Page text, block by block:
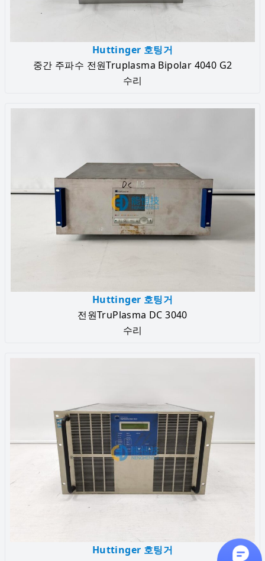
Huttinger 호팅거
중간 주파수 전원Truplasma Bipolar 4040 G2
수리
Huttinger 호팅거
전원TruPlasma DC 3040
수리
Huttinger 호팅거